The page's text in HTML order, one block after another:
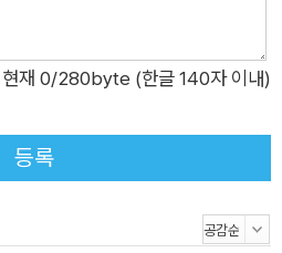
재의 모습은 태어난 순간부터 인터
지금의 어린이들에게 자기 자신처
하며 반응에 신경 써 본 경험이 있
져 본 적 있다면 유나에게 쉽게 공
에 올린 게시물에 갑자기 사람들
떨까? 혹시 그때 별생각 없이 흘려
현재 0/280byte (한글 140자 이내)
등록